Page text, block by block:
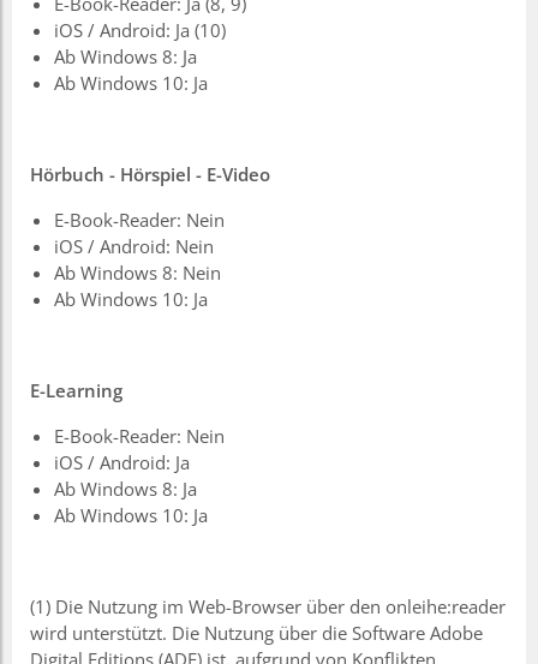
iOS / Android: Ja (10)
Ab Windows 8: Ja
Ab Windows 10: Ja
Hörbuch - Hörspiel - E-Video
E-Book-Reader: Nein
iOS / Android: Nein
Ab Windows 8: Nein
Ab Windows 10: Ja
E-Learning
E-Book-Reader: Nein
iOS / Android: Ja
Ab Windows 8: Ja
Ab Windows 10: Ja
(1) Die Nutzung im Web-Browser über den onleihe:reader
wird unterstützt. Die Nutzung über die Software Adobe
Digital Editions (ADE) ist, aufgrund von Konflikten